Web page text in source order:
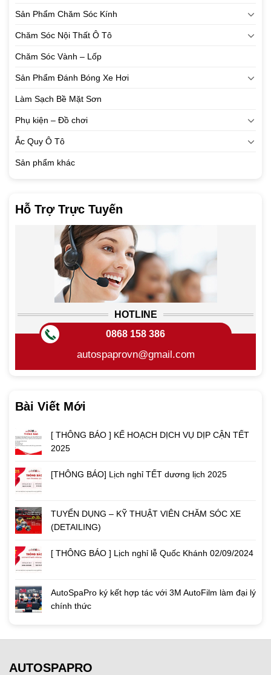
Sản Phẩm Chăm Sóc Kính
Chăm Sóc Nội Thất Ô Tô
Chăm Sóc Vành – Lốp
Sản Phẩm Đánh Bóng Xe Hơi
Làm Sạch Bề Mặt Sơn
Phụ kiện – Đồ chơi
Ắc Quy Ô Tô
Sản phẩm khác
Hỗ Trợ Trực Tuyến
HOTLINE
0868 158 386
autospaprovn@gmail.com
Bài Viết Mới
[ THÔNG BÁO ] KẾ HOẠCH DỊCH VỤ DỊP CẬN TẾT
2025
[THÔNG BÁO] Lịch nghỉ TẾT dương lịch 2025
TUYỂN DỤNG – KỸ THUẬT VIÊN CHĂM SÓC XE
(DETAILING)
[ THÔNG BÁO ] Lịch nghỉ lễ Quốc Khánh 02/09/2024
AutoSpaPro ký kết hợp tác với 3M AutoFilm làm đại lý
chính thức
AUTOSPAPRO